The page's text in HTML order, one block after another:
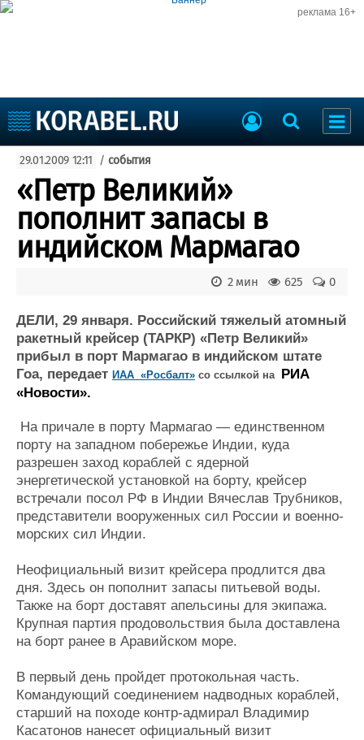
реклама 16+
Судоходство
Судоремонт
События
Пресс-релизы
Порты
Рыболовство
ВМФ
Образование
Судостроение
Пульс
Новости
Компании
Работа
Крюинг
Журнал
Реклама
Торговая площадка
Доска объявлений
Продажа флота
Оборудование
Материалы
Услуги
Конференции
Личности
Словарь
Форум
Отзывы
Все службы
29.01.2009 12:11 / события
«Петр Великий»
пополнит запасы в
индийском Мармагао
0
625
2 мин
ДЕЛИ, 29 января. Российский тяжелый атомный
ракетный крейсер (ТАРКР) «Петр Великий»
прибыл в порт Мармагао в индийском штате
Гоа, передает ИАА «Росбалт» со ссылкой на РИА
«Новости».
На причале в порту Мармагао — единственном
порту на западном побережье Индии, куда
разрешен заход кораблей с ядерной
энергетической установкой на борту, крейсер
встречали посол РФ в Индии Вячеслав Трубников,
представители вооруженных сил России и военно-
морских сил Индии.
Неофициальный визит крейсера продлится два
дня. Здесь он пополнит запасы питьевой воды.
Также на борт доставят апельсины для экипажа.
Крупная партия продовольствия была доставлена
на борт ранее в Аравийском море.
В первый день пройдет протокольная часть.
Командующий соединением надводных кораблей,
старший на походе контр-адмирал Владимир
Касатонов нанесет официальный визит